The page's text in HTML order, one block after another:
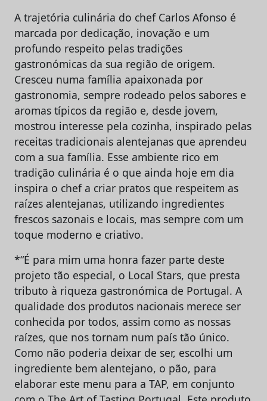
A trajetória culinária do chef Carlos Afonso é
marcada por dedicação, inovação e um
profundo respeito pelas tradições
gastronómicas da sua região de origem.
Cresceu numa família apaixonada por
gastronomia, sempre rodeado pelos sabores e
aromas típicos da região e, desde jovem,
mostrou interesse pela cozinha, inspirado pelas
receitas tradicionais alentejanas que aprendeu
com a sua família. Esse ambiente rico em
tradição culinária é o que ainda hoje em dia
inspira o chef a criar pratos que respeitem as
raízes alentejanas, utilizando ingredientes
frescos sazonais e locais, mas sempre com um
toque moderno e criativo.
*“É para mim uma honra fazer parte deste
projeto tão especial, o Local Stars, que presta
tributo à riqueza gastronómica de Portugal. A
qualidade dos produtos nacionais merece ser
conhecida por todos, assim como as nossas
raízes, que nos tornam num país tão único.
Como não poderia deixar de ser, escolhi um
ingrediente bem alentejano, o pão, para
elaborar este menu para a TAP, em conjunto